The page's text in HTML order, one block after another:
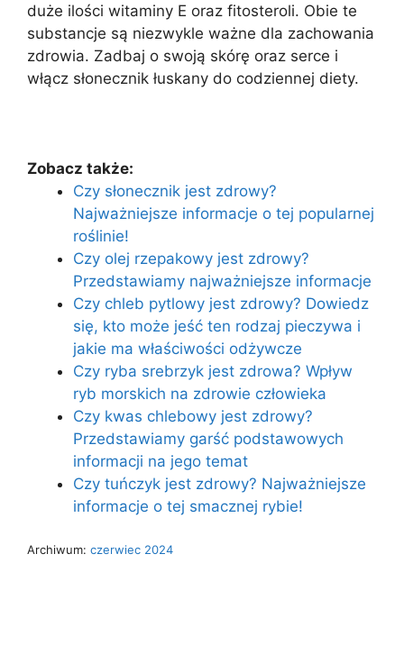
duże ilości witaminy E oraz fitosteroli. Obie te
substancje są niezwykle ważne dla zachowania
zdrowia. Zadbaj o swoją skórę oraz serce i
włącz słonecznik łuskany do codziennej diety.
Zobacz także:
Czy słonecznik jest zdrowy?
Najważniejsze informacje o tej popularnej
roślinie!
Czy olej rzepakowy jest zdrowy?
Przedstawiamy najważniejsze informacje
Czy chleb pytlowy jest zdrowy? Dowiedz
się, kto może jeść ten rodzaj pieczywa i
jakie ma właściwości odżywcze
Czy ryba srebrzyk jest zdrowa? Wpływ
ryb morskich na zdrowie człowieka
Czy kwas chlebowy jest zdrowy?
Przedstawiamy garść podstawowych
informacji na jego temat
Czy tuńczyk jest zdrowy? Najważniejsze
informacje o tej smacznej rybie!
Archiwum: czerwiec 2024